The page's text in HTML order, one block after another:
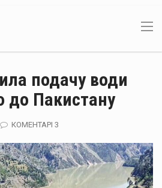
подачу води
до Пакистану
КОМЕНТАРІ 3